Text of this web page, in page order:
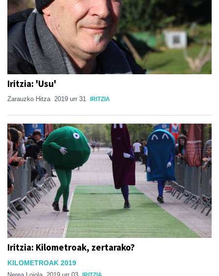
Iritzia: 'Usu'
Zarauzko Hitza 2019 urr 31 IRITZIA
Iritzia: Kilometroak, zertarako?
KILOMETROAK 2019